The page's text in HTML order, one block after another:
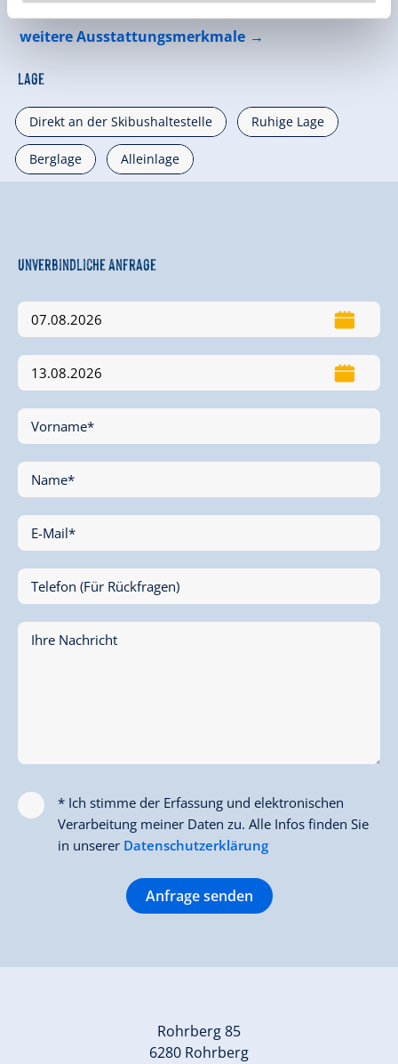
weitere Ausstattungsmerkmale
Lage
Direkt an der Skibushaltestelle Ruhige Lage
Berglage Alleinlage
Unverbindliche Anfrage
Vorname*
Name*
E-Mail*
Telefon (Für Rückfragen)
Ihre Nachricht
* Ich stimme der Erfassung und elektronischen
Verarbeitung meiner Daten zu. Alle Infos finden Sie
in unserer Datenschutzerklärung
Anfrage senden
Rohrberg 85
6280 Rohrberg